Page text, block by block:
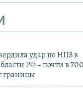
удар по НПЗ в
РФ – почти в 700
границы